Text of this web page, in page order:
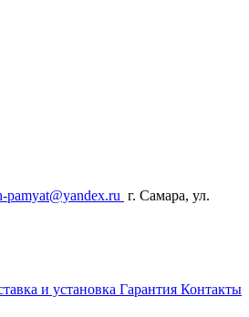
pamyat@yandex.ru г. Самара, ул.
и установка Гарантия Контакты